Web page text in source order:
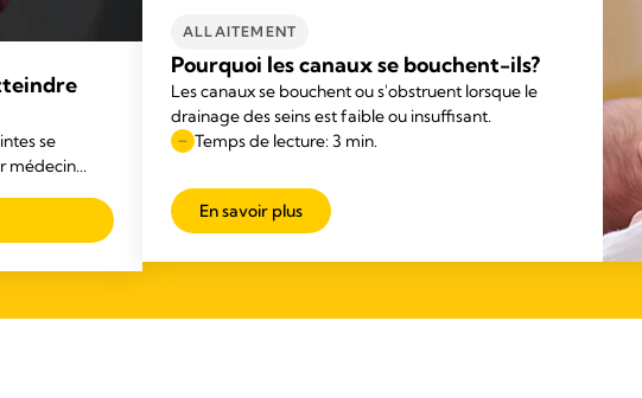
se
médecin...
ALLAITEMENT
Pourquoi les canaux se bouchent-ils?
Les canaux se bouchent ou s'obstruent lorsque le
drainage des seins est faible ou insuffisant.
Temps de lecture: 3 min.
En savoir plus